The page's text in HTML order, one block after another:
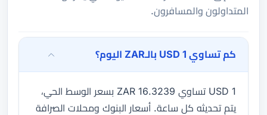
المتداولون والمسافرون.
كم تساوي 1 USD بالـZAR اليوم؟
1 USD تساوي 16.3239 ZAR بسعر الوسط الحي،
يتم تحديثه كل ساعة. أسعار البنوك ومحلات الصرافة